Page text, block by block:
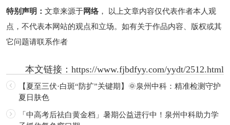
特别声明： 文章来源于网络， 以上文章内容仅代表作者本人观
点，不代表本网站的观点和立场。如有关于作品内容、版权或其
它问题请联系作者
本文链接：https://www.fjbdfyy.com/yydt/2512.html
【夏至三伏·白斑“防扩”关键期】🌞泉州中科：精准检测守护
夏日肤色
「中高考后祛白黄金档」暑期公益进行中！泉州中科助力学